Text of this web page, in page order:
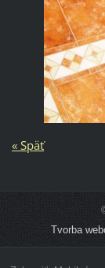
« Späť
Tvorba